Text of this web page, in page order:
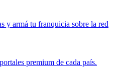
y armá tu franquicia sobre la red
premium de cada país.